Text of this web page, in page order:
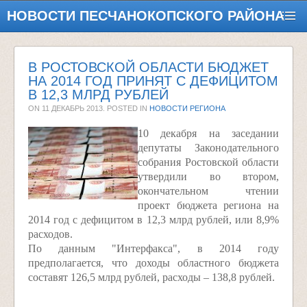
НОВОСТИ ПЕСЧАНОКОПСКОГО РАЙОНА
В РОСТОВСКОЙ ОБЛАСТИ БЮДЖЕТ
НА 2014 ГОД ПРИНЯТ С ДЕФИЦИТОМ
В 12,3 МЛРД РУБЛЕЙ
ON 11 ДЕКАБРЬ 2013 . POSTED IN НОВОСТИ РЕГИОНА
10 декабря на заседании
депутаты Законодательного
собрания Ростовской области
утвердили во втором,
окончательном чтении
проект бюджета региона на
2014 год с дефицитом в 12,3 млрд рублей, или 8,9%
расходов.
По данным "Интерфакса", в 2014 году
предполагается, что доходы областного бюджета
составят 126,5 млрд рублей, расходы – 138,8 рублей.